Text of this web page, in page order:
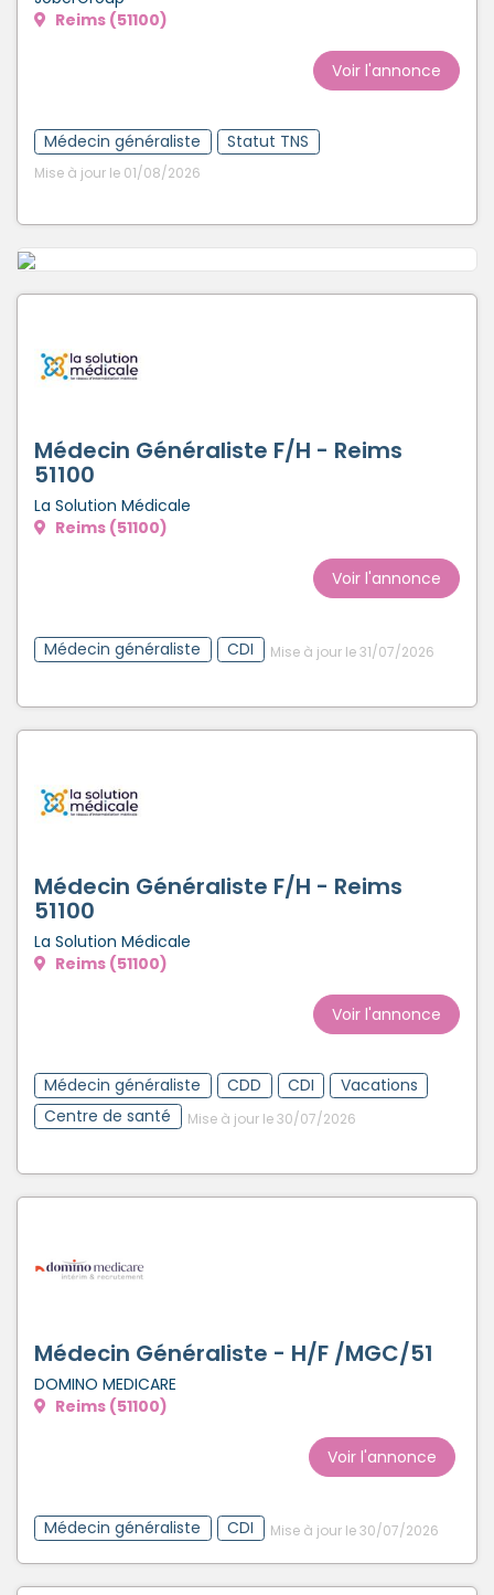
Reims (51100)
Voir l'annonce
Médecin généraliste Statut TNS
Mise à jour le 01/08/2026
Médecin Généraliste F/H - Reims
51100
La Solution Médicale
Reims (51100)
Voir l'annonce
Médecin généraliste CDI Mise à jour le 31/07/2026
Médecin Généraliste F/H - Reims
51100
La Solution Médicale
Reims (51100)
Voir l'annonce
Médecin généraliste CDD CDI
Vacations
Centre de santé
Mise à jour le 30/07/2026
Médecin Généraliste - H/F /MGC/51
DOMINO MEDICARE
Reims (51100)
Voir l'annonce
Médecin généraliste CDI Mise à jour le 30/07/2026